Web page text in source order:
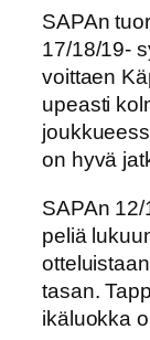
SAPAn
17/18/19-
voittaen
upeasti
on hyvä
SAPAn
peliä
tasan.
ikäluokka